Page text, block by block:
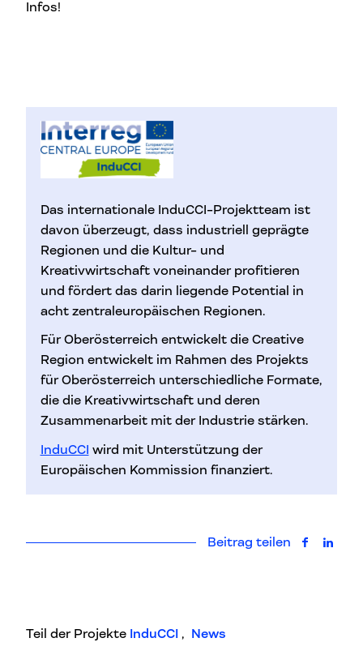
Teil der Projekte InduCCI , News
Infos!
Das internationale InduCCI-Projektteam ist
davon überzeugt, dass industriell geprägte
Regionen und die Kultur- und
Kreativwirtschaft voneinander profitieren
und fördert das darin liegende Potential in
acht zentraleuropäischen Regionen.
Für Oberösterreich entwickelt die Creative
Region entwickelt im Rahmen des Projekts
für Oberösterreich unterschiedliche Formate,
die die Kreativwirtschaft und deren
Zusammenarbeit mit der Industrie stärken.
InduCCI wird mit Unterstützung der
Europäischen Kommission finanziert.
Beitrag teilen auf auf